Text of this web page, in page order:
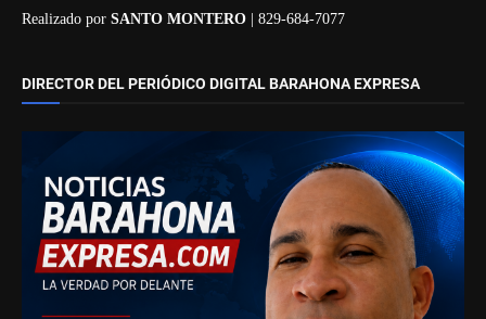
Realizado por SANTO MONTERO | 829-684-7077
DIRECTOR DEL PERIÓDICO DIGITAL BARAHONA EXPRESA